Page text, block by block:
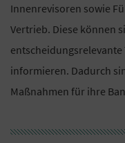
Innenrevisoren sowie
Vertrieb. Diese können
informieren. Dadurch
Maßnahmen für ihre